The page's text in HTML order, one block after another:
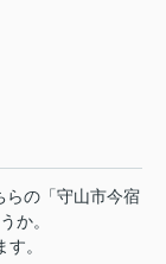
らの「守山市今宿
か。
。